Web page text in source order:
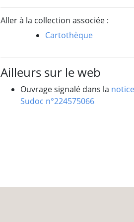
Aller à la collection associée :
Cartothèque
Ailleurs sur le web
Ouvrage signalé dans la
Sudoc n°224575066